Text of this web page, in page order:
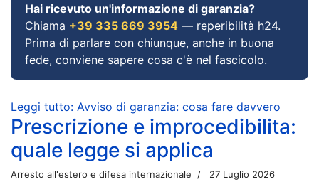
Hai ricevuto un'informazione di garanzia?
Chiama +39 335 669 3954 — reperibilità h24.
Prima di parlare con chiunque, anche in buona
fede, conviene sapere cosa c'è nel fascicolo.
Leggi tutto: Avviso di garanzia: cosa fare davvero
Prescrizione e improcedibilita:
quale legge si applica
Arresto all'estero e difesa internazionale 27 Luglio 2026